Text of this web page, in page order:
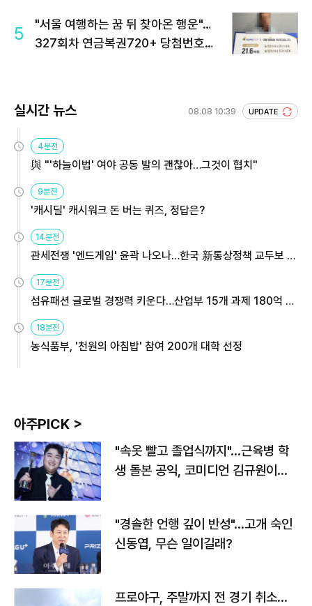
5
"서울 여행하는 꿈 뒤 찾아온 행운"…
327회차 연금복권720+ 당첨번호조
실시간 뉴스 08.08 10:39 UPDATE
4분전
與 "'하늘이법' 여야 공동 발의 괜찮아…그것이 협치"
9분전
'캐시딜' 캐시워크 돈 버는 퀴즈, 정답은?
14분전
관세전쟁 '엔드게임' 윤곽 나오나…한국 新통상정책 교두보 활
용해야
17분전
섬유패션 글로벌 경쟁력 키운다…산업부 15개 과제 180억 지
원
18분전
농식품부, '천원의 아침밥' 참여 200개 대학 선정
아주PICK >
"속옷 빨고 졸업식까지"…근육병 학
생 돌본 공익, 코미디언 김규원이었
"경솔한 언행 깊이 반성"…고개 숙인
신동엽, 무슨 일이길래?
프로야구, 주말까지 전 경기 취소…